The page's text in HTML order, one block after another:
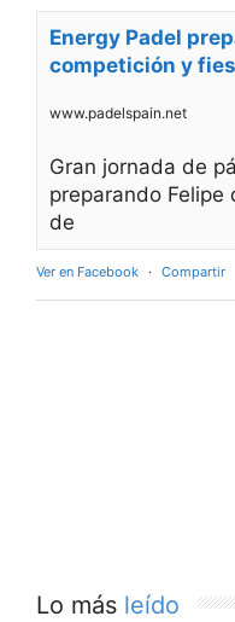
Energy Padel
competición y
www.padelspain.net
Gran jornada de
preparando Felipe
de
Ver en Facebook · Compartir
Lo más leído